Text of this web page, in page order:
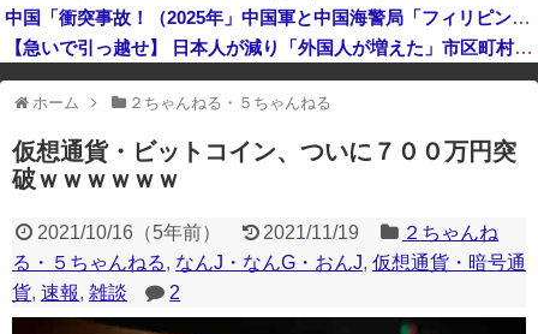
中国「衝突事故！（2025年」中国軍と中国海警局「フィリピン船の追跡中に衝突！（8/11」中国「2人死亡」中国政府「1年間隠蔽」日本「隠蔽された事実報道！（2026年」→
【急いで引っ越せ】 日本人が減り「外国人が増えた」市区町村ランキングキタ━━!
※アドブロック等の広告非表示プラグインやアドオンを利用している場合、
一部のコンテンツが表示されなくなったり、サイト全体のレイアウトが崩れ
たりする場合があります。
ホーム ２ちゃんねる・５ちゃんねる
仮想通貨・ビットコイン、ついに７００万円突
破ｗｗｗｗｗｗ
2021/10/16（5年前） 2021/11/19
２ちゃんね
る・５ちゃんねる, なんJ・なんG・おんJ, 仮想通貨・暗号通
貨, 速報, 雑談 2